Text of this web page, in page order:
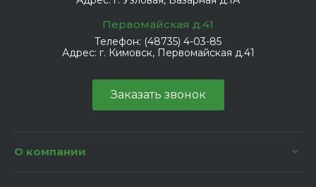
Первомайская д.41
Телефон: (48735) 4-03-85
Адрес: г. Кимовск, Первомайская д.41
Заказать звонок
О компании